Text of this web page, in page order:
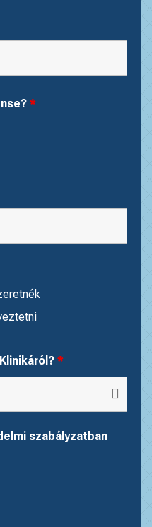
*
*
szabályzatban